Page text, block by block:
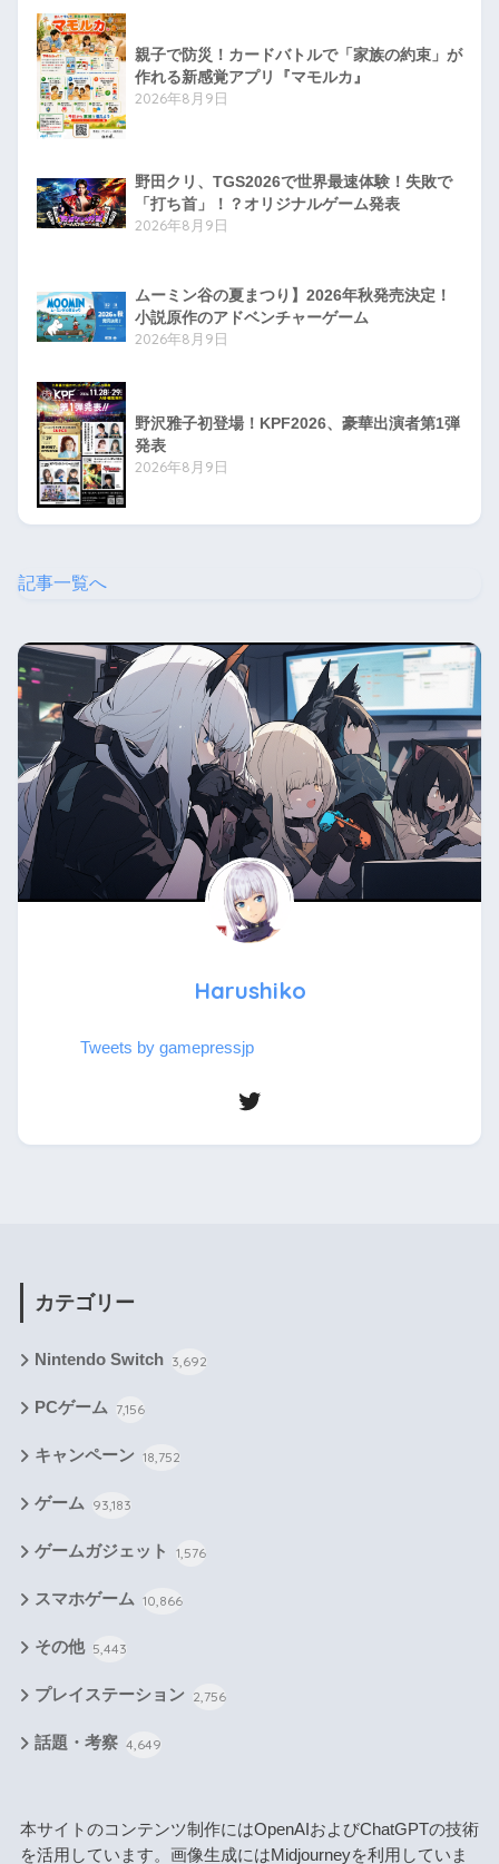
親子で防災！カードバトルで「家族の約束」が
作れる新感覚アプリ『マモルカ』
2026年8月9日
野田クリ、TGS2026で世界最速体験！失敗で
「打ち首」！？オリジナルゲーム発表
2026年8月9日
ムーミン谷の夏まつり】2026年秋発売決定！
小説原作のアドベンチャーゲーム
2026年8月9日
野沢雅子初登場！KPF2026、豪華出演者第1弾
発表
2026年8月9日
記事一覧へ
Harushiko
Tweets by gamepressjp
カテゴリー
Nintendo Switch 3,692
PCゲーム 7,156
キャンペーン 18,752
ゲーム 93,183
ゲームガジェット 1,576
スマホゲーム 10,866
その他 5,443
プレイステーション 2,756
話題・考察 4,649
本サイトのコンテンツ制作にはOpenAIおよびChatGPTの技術
を活用しています。画像生成にはMidjourneyを利用していま